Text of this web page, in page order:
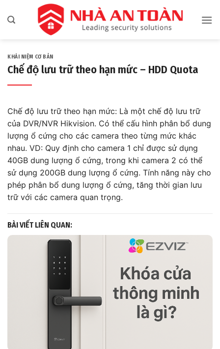
qua
KHÁI NIỆM CƠ BẢN
Chế độ lưu trữ theo hạn mức – HDD Quota
Chế độ lưu trữ theo hạn mức: Là một chế độ lưu trữ
của DVR/NVR Hikvision. Có thể cấu hình phân bổ dung
lượng ổ cứng cho các camera theo từng mức khác
nhau. VD: Quy định cho camera 1 chỉ được sử dụng
40GB dung lượng ổ cứng, trong khi camera 2 có thể
sử dụng 200GB dung lượng ổ cứng. Tính năng này cho
phép phân bổ dung lượng ổ cứng, tăng thời gian lưu
trữ với các camera quan trọng.
BÀI VIẾT LIÊN QUAN: